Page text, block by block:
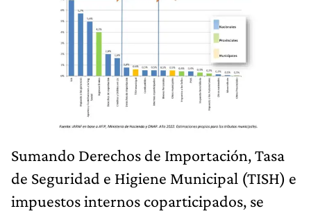
Sumando Derechos de Importación, Tasa
de Seguridad e Higiene Municipal (TISH) e
impuestos internos coparticipados, se